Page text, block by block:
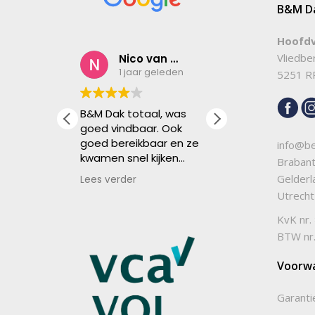
Nico van den Berg
1 jaar geleden
B&M Dak totaal, was
goed vindbaar. Ook
goed bereikbaar en ze
kwamen snel kijken
voor de lekkage en
een reparatieafspraak
Een prima service. Mvg
Nico
Lees verder
Edwin
1 jaar
Netjes
ruk door
Respect voor
harde werkers.
Lees verder
B&M
5251
Brabant
Utrecht
KvK
BTW